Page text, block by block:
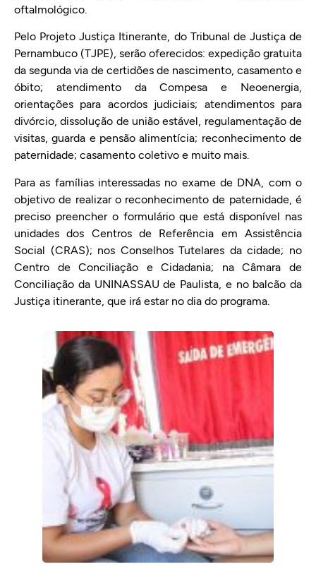
oftalmológico.
Pelo Projeto Justiça Itinerante, do Tribunal de Justiça de
Pernambuco (TJPE), serão oferecidos: expedição gratuita
da segunda via de certidões de nascimento, casamento e
óbito; atendimento da Compesa e Neoenergia,
orientações para acordos judiciais; atendimentos para
divórcio, dissolução de união estável, regulamentação de
visitas, guarda e pensão alimentícia; reconhecimento de
paternidade; casamento coletivo e muito mais.
Para as famílias interessadas no exame de DNA, com o
objetivo de realizar o reconhecimento de paternidade, é
preciso preencher o formulário que está disponível nas
unidades dos Centros de Referência em Assistência
Social (CRAS); nos Conselhos Tutelares da cidade; no
Centro de Conciliação e Cidadania; na Câmara de
Conciliação da UNINASSAU de Paulista, e no balcão da
Justiça itinerante, que irá estar no dia do programa.